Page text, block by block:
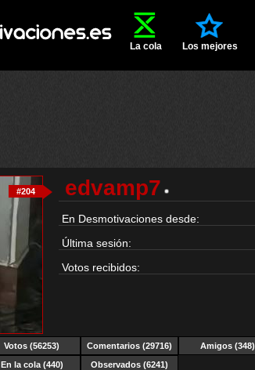
La cola Los mejores
#204 edvamp7
En Desmotivaciones desde:
Última sesión:
Votos recibidos:
Votos (56253) Comentarios (29716)
Amigos (348)
En la cola (440) Observados (6241)